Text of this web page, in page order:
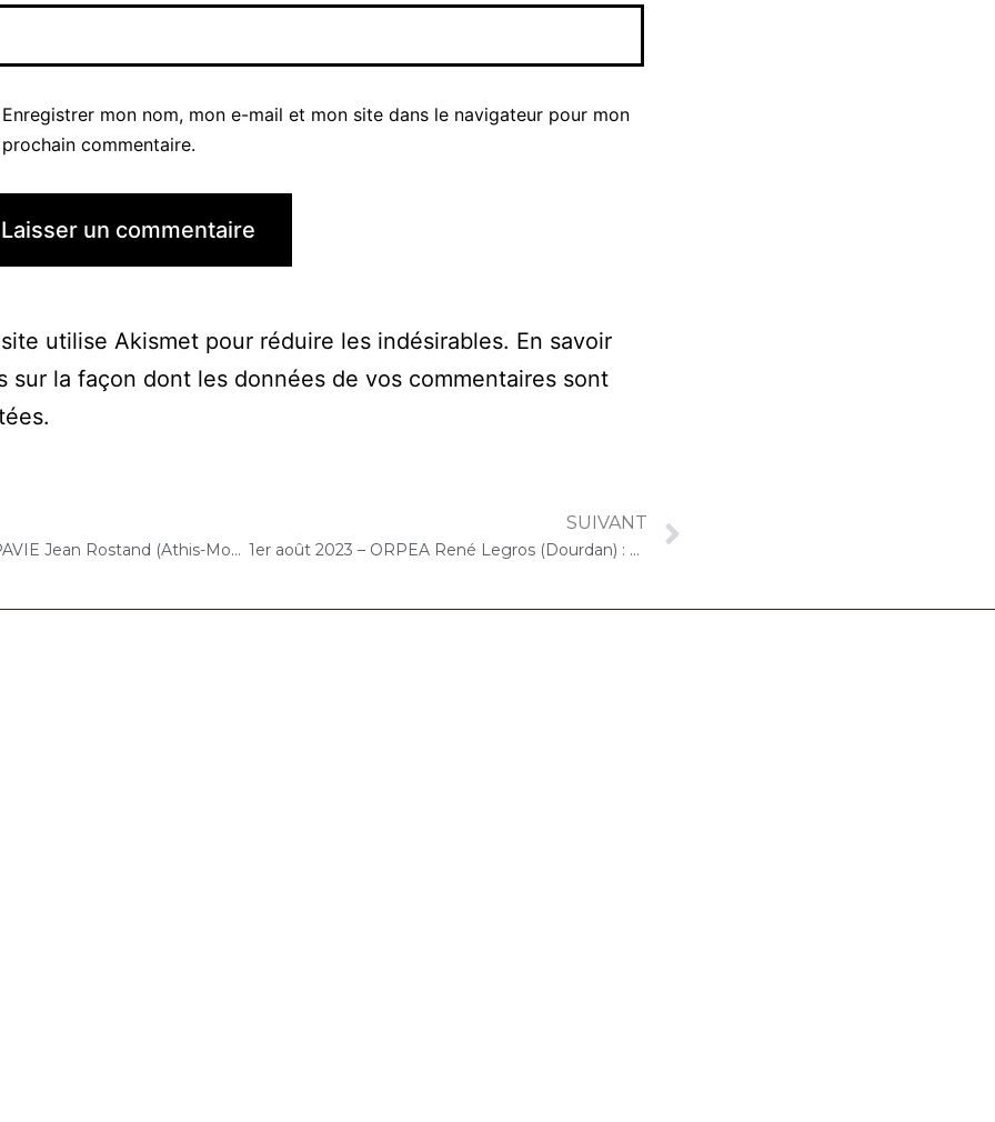
Enregistrer mon nom, mon e-mail et mon site dans le navigateur pour mon
prochain commentaire.
utilise Akismet pour réduire les indésirables. En savoir
sur la façon dont les données de vos commentaires sont
.
31 juillet 2023 – ARPAVIE Jean Rostand (Athis-Mons) : Concert « Gelato-Cello Solo »
SUIVANT
1er août 2023 – ORPEA René Legros (Dourdan) : Concert « Cello Solo »